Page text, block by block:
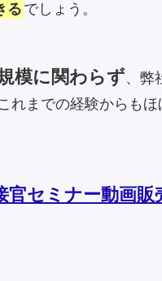
るでしょう。
模に関わらず、弊
れまでの経験からも
セミナー動画販